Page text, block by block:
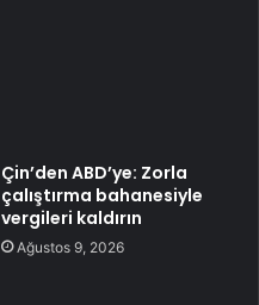
Çin’den ABD’ye: Zorla
çalıştırma bahanesiyle
vergileri kaldırın
Ağustos 9, 2026